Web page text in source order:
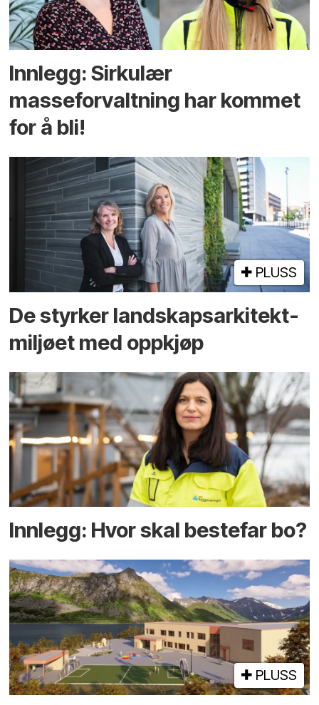
Innlegg: Sirkulær
masseforvaltning har kommet
for å bli!
PLUSS
De styrker landskaps­arkitekt­
miljøet med oppkjøp
Innlegg: Hvor skal bestefar bo?
PLUSS